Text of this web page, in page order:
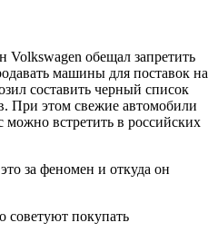
обещал запретить
машины для поставок на
составить черный список
При этом свежие автомобили
можно встретить в российских
за феномен и откуда он
покупать